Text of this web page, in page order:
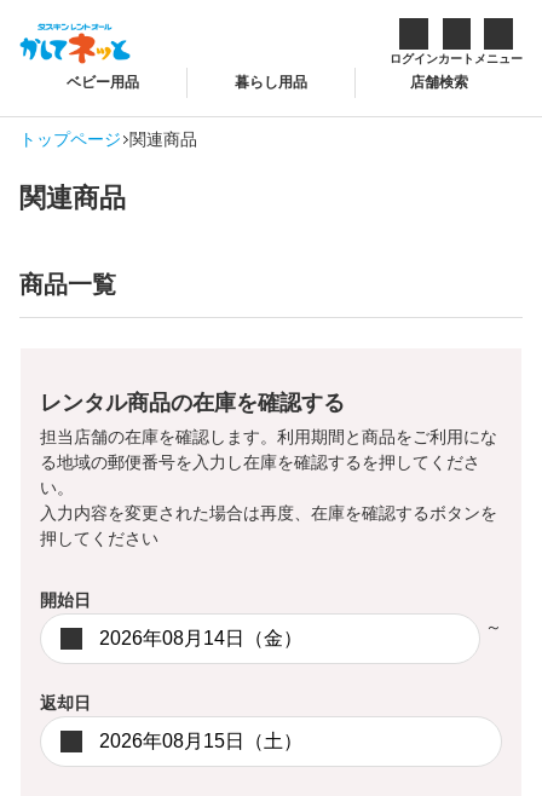
ログインカート メニュー
ベビー用品 暮らし用品 店舗検索
トップページ 関連商品
関連商品
商品一覧
レンタル商品の在庫を確認する
担当店舗の在庫を確認します。利用期間と商品をご利用にな
る地域の郵便番号を入力し在庫を確認するを押してくださ
い。
入力内容を変更された場合は再度、在庫を確認するボタンを
押してください
開始日
～
返却日